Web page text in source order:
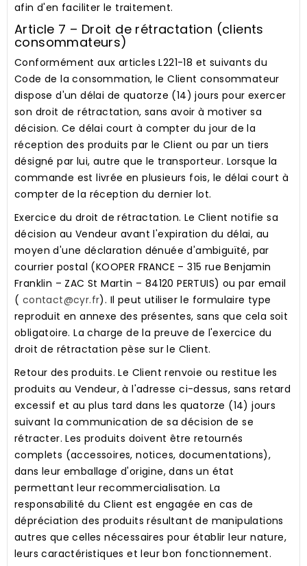
afin d'en faciliter le traitement.
Article 7 – Droit de rétractation (clients
consommateurs)
Conformément aux articles L221-18 et suivants du
Code de la consommation, le Client consommateur
dispose d'un délai de quatorze (14) jours pour exercer
son droit de rétractation, sans avoir à motiver sa
décision. Ce délai court à compter du jour de la
réception des produits par le Client ou par un tiers
désigné par lui, autre que le transporteur. Lorsque la
commande est livrée en plusieurs fois, le délai court à
compter de la réception du dernier lot.
Exercice du droit de rétractation. Le Client notifie sa
décision au Vendeur avant l'expiration du délai, au
moyen d'une déclaration dénuée d'ambiguïté, par
courrier postal (KOOPER FRANCE – 315 rue Benjamin
Franklin – ZAC St Martin – 84120 PERTUIS) ou par email
( contact@cyr.fr). Il peut utiliser le formulaire type
reproduit en annexe des présentes, sans que cela soit
obligatoire. La charge de la preuve de l'exercice du
droit de rétractation pèse sur le Client.
Retour des produits. Le Client renvoie ou restitue les
produits au Vendeur, à l'adresse ci-dessus, sans retard
excessif et au plus tard dans les quatorze (14) jours
suivant la communication de sa décision de se
rétracter. Les produits doivent être retournés
complets (accessoires, notices, documentations),
dans leur emballage d'origine, dans un état
permettant leur recommercialisation. La
responsabilité du Client est engagée en cas de
dépréciation des produits résultant de manipulations
autres que celles nécessaires pour établir leur nature,
leurs caractéristiques et leur bon fonctionnement.